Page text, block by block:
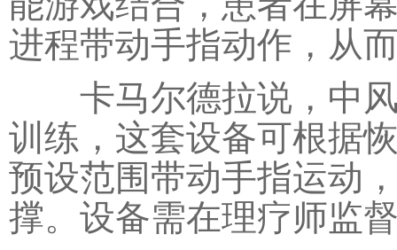
进程带动手指动作，从
卡马尔德拉说，中风
训练，这套设备可根据
预设范围带动手指运动
撑。设备需在理疗师监